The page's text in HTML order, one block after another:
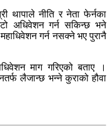
थापाले नीति र नेता फेर्नका
अधिवेशन गर्न सकिन्छ भने
गर्न नसक्ने भए पुरानै
माग गरिएको बताए ।
लैजान्छ भन्ने कुराको हौवा